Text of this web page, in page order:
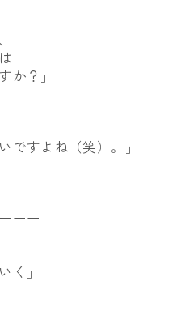
か？」
ですよね（笑）。」
ーー
く」